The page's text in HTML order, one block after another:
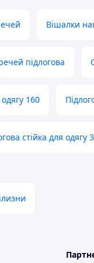
Вішалки
підлогова
160
стійка для одягу